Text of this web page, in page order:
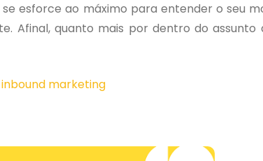
esforce ao máximo para entender o seu
Afinal, quanto mais por dentro do assunto
inbound marketing